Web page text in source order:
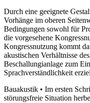
Durch eine geeignete
Vorhänge im oberen
Bedingungen sowohl für
die vorgesehene
Kongressnutzung kommt
akustischen Verhältnisse
Beschallungianlage zum
Sprachverständlichkeit
Bauakustik • Im ersten
störungsfreie Situation